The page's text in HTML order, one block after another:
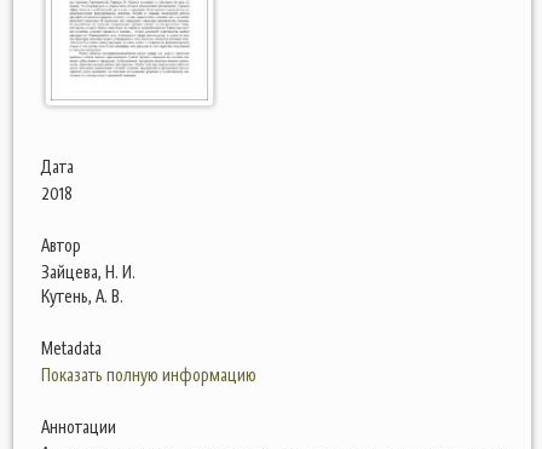
Дата
2018
Автор
Зайцева, Н. И.
Кутень, А. В.
Metadata
Показать полную информацию
Аннотации